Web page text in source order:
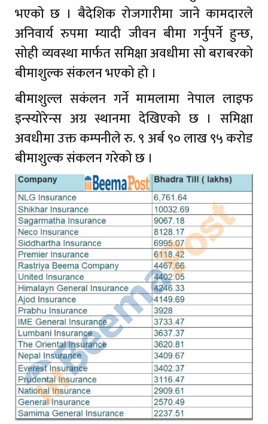
भएको छ । बैदेशिक रोजगारीमा जाने कामदारले
अनिवार्य रुपमा म्यादी जीवन बीमा गर्नुपर्ने हुन्छ,
सोही व्यवस्था मार्फत समिक्षा अवधीमा सो बराबरको
बीमाशुल्क संकलन भएको हो ।
बीमाशुल्ल सकंलन गर्ने मामलामा नेपाल लाइफ
इन्स्योरेन्स अग्र स्थानमा देखिएको छ । समिक्षा
अवधीमा उक्त कम्पनीले रु. ९ अर्ब ९० लाख ९५ करोड
बीमाशुल्क संकलन गरेको छ ।